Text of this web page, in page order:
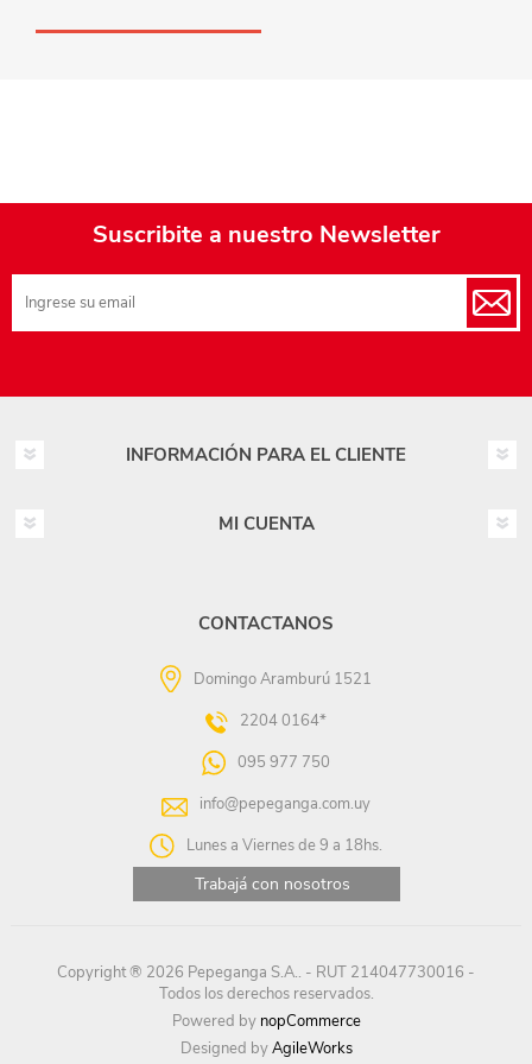
Suscribite a nuestro Newsletter
INFORMACIÓN PARA EL CLIENTE
MI CUENTA
CONTACTANOS
Domingo Aramburú 1521
2204 0164*
095 977 750
info@pepeganga.com.uy
Lunes a Viernes de 9 a 18hs.
Trabajá con nosotros
Copyright ® 2026 Pepeganga S.A.. - RUT 214047730016 -
Todos los derechos reservados.
Powered by nopCommerce
Designed byAgileWorks